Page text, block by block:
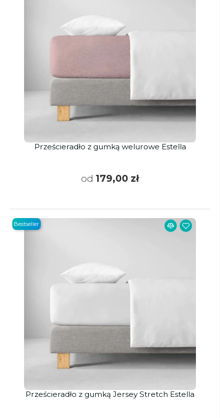
Prześcieradło z gumką welurowe Estella
od 179,00 zł
Prześcieradło z gumką Jersey Stretch Estella
Bestseller